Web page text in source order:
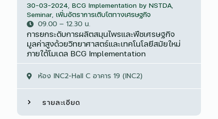
30-03-2024, BCG Implementation by NSTDA,
Seminar, เพิ่มอัตราการเติบโตทางเศรษฐกิจ
09.00 – 12.30 น.
การยกระดับการผลิตสมุนไพรและพืชเศรษฐกิจ
มูลค่าสูงด้วยวิทยาศาสตร์และเทคโนโลยีสมัยใหม่
ภายใต้โมเดล BCG Implementation
ห้อง INC2-Hall C อาคาร 19 (INC2)
รายละเอียด